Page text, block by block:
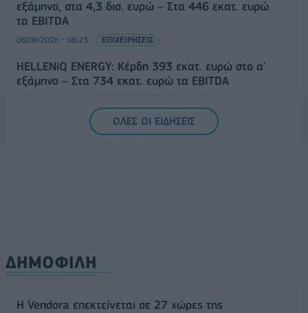
εξάμηνο, στα 4,3 δισ. ευρώ – Στα 446 εκατ. ευρώ
τα EBITDA
06/08/2026 - 08:23 ΕΠΙΧΕΙΡΗΣΕΙΣ
HELLENiQ ENERGY: Κέρδη 393 εκατ. ευρώ στο α'
εξάμηνο – Στα 734 εκατ. ευρώ τα EBITDA
ΟΛΕΣ ΟΙ ΕΙΔΗΣΕΙΣ
ΔΗΜΟΦΙΛΗ
Η Vendora επεκτείνεται σε 27 χώρες της